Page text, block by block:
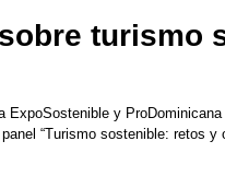
turismo
ExpoSostenible y
“Turismo sostenible: retos